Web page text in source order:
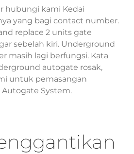
hubungi kami Kedai
yang bagi contact number.
replace 2 units gate
sebelah kiri. Underground
masih lagi berfungsi. Kata
autogate rosak,
untuk pemasangan
System.